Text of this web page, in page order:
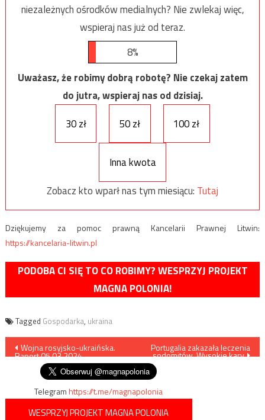
niezależnych ośrodków medialnych? Nie zwlekaj więc,
wspieraj nas już od teraz.
8%
Uważasz, że robimy dobrą robotę? Nie czekaj zatem
do jutra, wspieraj nas od dzisiaj.
30 zł
50 zł 100 zł
Inna kwota
Zobacz kto wparł nas tym miesiącu: Tutaj
Dziękujemy za pomoc prawną Kancelarii Prawnej Litwin:
https://kancelaria-litwin.pl
PODOBA CI SIĘ TO CO ROBIMY? WESPRZYJ PROJEKT
MAGNA POLONIA!
Tagged Gospodarka, ukraina
Nawigacja
wpisu
Wojna rosyjsko-ukraińska.
Raport 05.03.2024
Portugalia zakazała leczenia
sodomitów. Wysokie kary
Telegramhttps://t.me/magnapolonia
WESPRZYJ PROJEKT MAGNA POLONIA